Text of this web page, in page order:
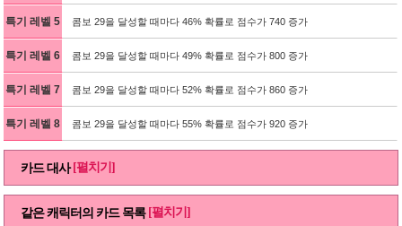
특기 레벨 5 콤보 29을 달성할 때마다 46% 확률로 점수가 740 증가
특기 레벨 6 콤보 29을 달성할 때마다 49% 확률로 점수가 800 증가
특기 레벨 7 콤보 29을 달성할 때마다 52% 확률로 점수가 860 증가
특기 레벨 8 콤보 29을 달성할 때마다 55% 확률로 점수가 920 증가
카드 대사 [펼치기]
같은 캐릭터의 카드 목록 [펼치기]